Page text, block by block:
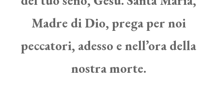
Madre di Dio, prega per noi
peccatori, adesso e nell’ora della
nostra morte.